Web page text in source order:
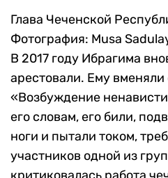
Глава Чеченской
Фотография: Musa
В 2017 году Ибрагима
арестовали. Ему
«Возбуждение
его словам, его били,
ноги и пытали током,
участников одной из